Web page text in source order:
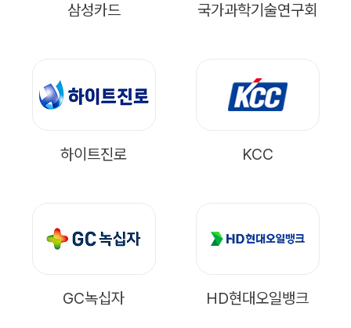
삼성카드 국가과학기술연구회
하이트진로 KCC
GC녹십자 HD현대오일뱅크